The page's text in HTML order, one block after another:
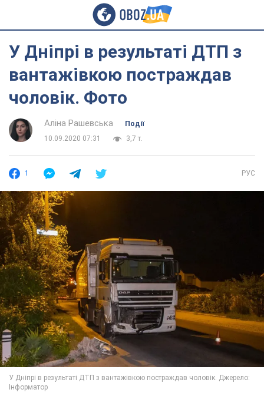
У Дніпрі в результаті ДТП з
вантажівкою постраждав
чоловік. Фото
Аліна Рашевська
Події
10.09.2020 07:31
3,7 т.
1 РУС